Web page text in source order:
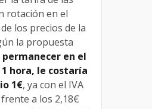
rotación en el
los precios de la
la propuesta
permanecer en el
hora, le costaría
1€, ya con el IVA
a los 2,18€